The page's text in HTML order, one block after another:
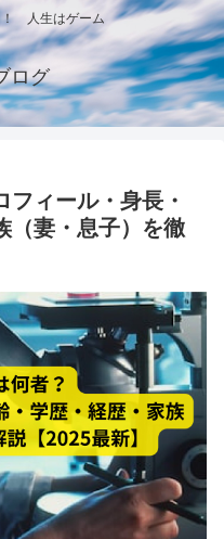
！ 人生はゲーム
ログ
ィール・身長・
（妻・息子）を徹